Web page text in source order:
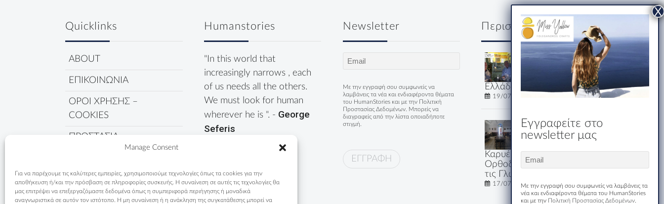
Manage Consent
Για να παρέχουμε τις καλύτερες εμπειρίες, χρησιμοποιούμε τεχνολογίες όπως τα cookies για την
αποθήκευση ή/και την πρόσβαση σε πληροφορίες συσκευής. Η συναίνεση σε αυτές τις τεχνολογίες θα
μας επιτρέψει να επεξεργαζόμαστε δεδομένα όπως η συμπεριφορά περιήγησης ή μοναδικά
αναγνωριστικά σε αυτόν τον ιστότοπο. Η μη συναίνεση ή η ανάκληση της συγκατάθεσης μπορεί να
Quicklinks
ABOUT
ΕΠΙΚΟΙΝΩΝΙΑ
ΟΡΟΙ ΧΡΗΣΗΣ –
COOKIES
ΠΡΟΣΤΑΣΙΑ
ΔΕΔΟΜΕΝΩΝ
ΠΟΛΙΤΙΚΗ COOKIES
Humanstories
"In this world that
increasingly narrows , each
of us needs all the others.
We must look for human
wherever he is ". - George
Seferis
Newsletter
Email
Με την εγγραφή σου συμφωνείς να
λαμβάνεις τα νέα και ενδιαφέροντα θέματα
του HumanStories και με την
Πολιτική
Προστασίας Δεδομένων. Μπορείς να
διαγραφείς από την λίστα οποιαδήποτε
στιγμή.
Περισσότερα
Δύο κύριοι, ένα
ουζάκι και μία
Ελλάδα
19/07/2026
Εστιατόριο-
Ξενώνας
Καρυές: Εκεί που η
Ορθοδοξία Μιλάει Όλες
τις Γλώσσες του Κόσμου
17/07/2026
Εγγραφείτε στο
newsletter μας
Με την εγγραφή σου συμφωνείς να λαμβάνεις τα
νέα και ενδιαφέροντα θέματα του HumanStories
και με την Πολιτική Προστασίας Δεδομένων